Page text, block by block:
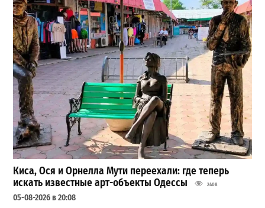
Киса, Ося и Орнелла Мути переехали: где теперь
искать известные арт-объекты Одессы
2408
05-08-2026 в 20:08